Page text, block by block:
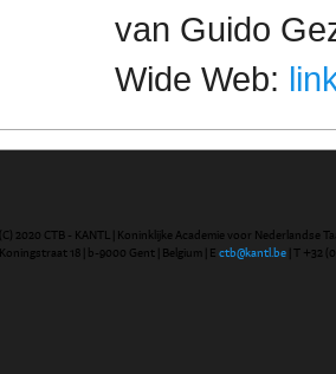
van Guido
Wide Web:
(C) 2020 CTB - KANTL | Koninklijke Academie voor Nederlandse
Koningstraat 18 | b-9000 Gent | Belgium | E ctb@kantl.be | T +32